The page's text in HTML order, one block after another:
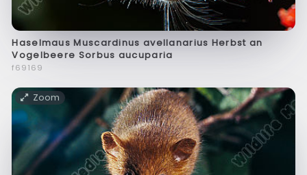
Haselmaus Muscardinus avellanarius Herbst an
Vogelbeere Sorbus aucuparia
f69169
Zoom